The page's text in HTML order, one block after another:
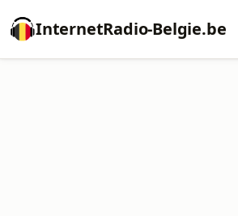
InternetRadio-Belgie.be